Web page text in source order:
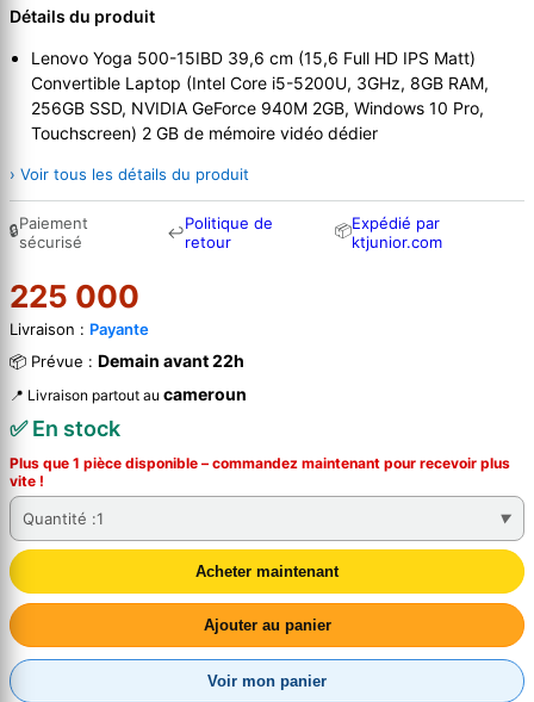
Détails du produit
Lenovo Yoga 500-15IBD 39,6 cm (15,6 Full HD IPS Matt)
Convertible Laptop (Intel Core i5-5200U, 3GHz, 8GB RAM,
256GB SSD, NVIDIA GeForce 940M 2GB, Windows 10 Pro,
Touchscreen) 2 GB de mémoire vidéo dédier
› Voir tous les détails du produit
🔒Paiement
sécurisé
↩Politique de
retour
📦Expédié par
ktjunior.com
225 000
Livraison : Payante
📦 Prévue : Demain avant 22h
📍 Livraison partout au cameroun
✅ En stock
Plus que 1 pièce disponible – commandez maintenant pour recevoir plus
vite !
Quantité :1
Acheter maintenant
Ajouter au panier
Voir mon panier